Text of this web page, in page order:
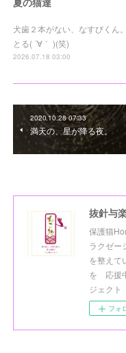
犬歯２本がない、なすびくん
とる( ´∀｀ )(笑)
2026.07.18 03:00
2020.10.28 07:33
満天の、星が降る夜。
保護猫
ラクゼー
を整えて
を 応援
ジェクト
フォ